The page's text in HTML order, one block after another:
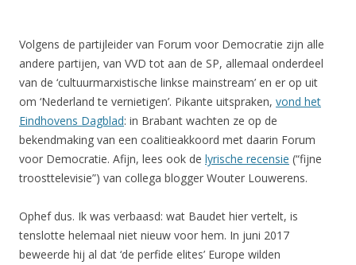
Volgens de partijleider van Forum voor Democratie zijn alle
andere partijen, van VVD tot aan de SP, allemaal onderdeel
van de ‘cultuurmarxistische linkse mainstream’ en er op uit
om ‘Nederland te vernietigen’. Pikante uitspraken, vond het
Eindhovens Dagblad: in Brabant wachten ze op de
bekendmaking van een coalitieakkoord met daarin Forum
voor Democratie. Afijn, lees ook de lyrische recensie (“fijne
troosttelevisie”) van collega blogger Wouter Louwerens.
Ophef dus. Ik was verbaasd: wat Baudet hier vertelt, is
tenslotte helemaal niet nieuw voor hem. In juni 2017
beweerde hij al dat ‘de perfide elites’ Europe wilden